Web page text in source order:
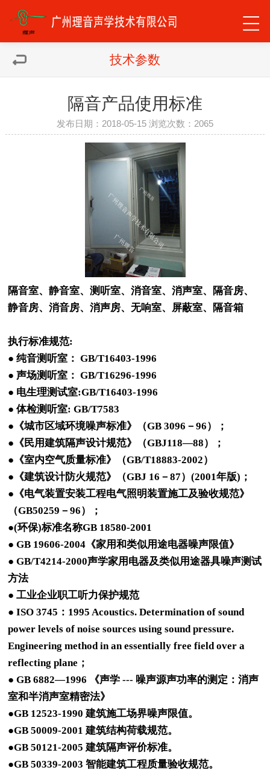
技术参数
隔音产品使用标准
发布日期：2018-05-15 浏览次数： 2065
隔音室、静音室、测听室、消音室、消声室、隔音房、
静音房、消音房、消声房、无响室、屏蔽室、隔音箱
执行标准规范:
● 纯音测听室： GB/T16403-1996
● 声场测听室： GB/T16296-1996
● 电生理测试室:GB/T16403-1996
● 体检测听室: GB/T7583
●《城市区域环境噪声标准》（GB 3096－96）；
●《民用建筑隔声设计规范》（GBJ118—88）；
●《室内空气质量标准》（GB/T18883-2002）
●《建筑设计防火规范》（GBJ 16－87）(2001年版)；
●《电气装置安装工程电气照明装置施工及验收规范》
（GB50259－96）；
●(环保)标准名称GB 18580-2001
● GB 19606-2004《家用和类似用途电器噪声限值》
● GB/T4214-2000声学家用电器及类似用途器具噪声测试
方法
● 工业企业职工听力保护规范
● ISO 3745：1995 Acoustics. Determination of sound
power levels of noise sources using sound pressure.
Engineering method in an essentially free field over a
reflecting plane；
● GB 6882—1996 《声学 --- 噪声源声功率的测定：消声
室和半消声室精密法》
●GB 12523-1990 建筑施工场界噪声限值。
●GB 50009-2001 建筑结构荷载规范。
●GB 50121-2005 建筑隔声评价标准。
●GB 50339-2003 智能建筑工程质量验收规范。